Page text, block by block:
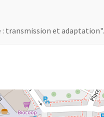
: transmission et adaptation".